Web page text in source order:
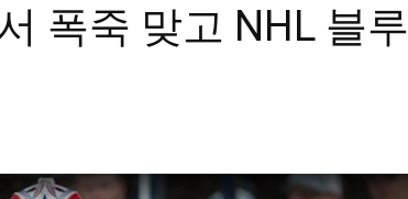
폭죽 맞고 NHL 블루